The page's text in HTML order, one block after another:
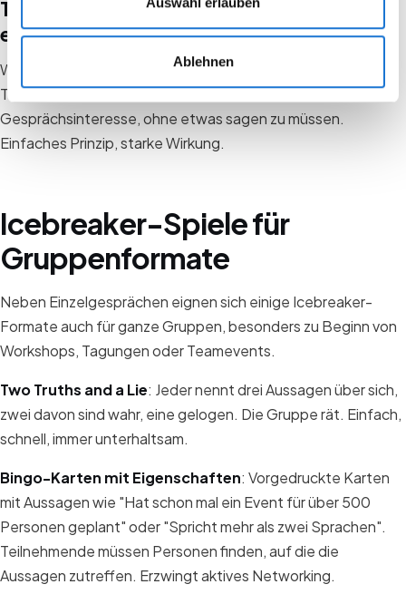
Ablehnen
Thementische oder Interessenzonen
einrichten
Weise bestimmten Bereichen im Raum Themen zu. Wer am
Tisch "Internationalisierung" steht, signalisiert sofort
Gesprächsinteresse, ohne etwas sagen zu müssen.
Einfaches Prinzip, starke Wirkung.
Icebreaker-Spiele für
Gruppenformate
Neben Einzelgesprächen eignen sich einige Icebreaker-
Formate auch für ganze Gruppen, besonders zu Beginn von
Workshops, Tagungen oder Teamevents.
Two Truths and a Lie: Jeder nennt drei Aussagen über sich,
zwei davon sind wahr, eine gelogen. Die Gruppe rät. Einfach,
schnell, immer unterhaltsam.
Bingo-Karten mit Eigenschaften: Vorgedruckte Karten
mit Aussagen wie "Hat schon mal ein Event für über 500
Personen geplant" oder "Spricht mehr als zwei Sprachen".
Teilnehmende müssen Personen finden, auf die die
Aussagen zutreffen. Erzwingt aktives Networking.